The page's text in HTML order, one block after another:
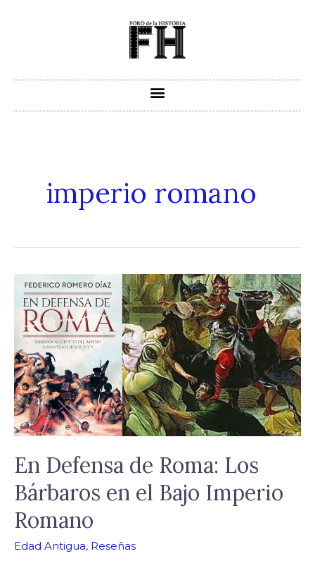
imperio romano
En Defensa de Roma: Los
Bárbaros en el Bajo Imperio
Romano
Edad Antigua, Reseñas
En
Defensa
de
Roma:
Los
Bárbaros
en
el
Bajo
Imperio
Romano